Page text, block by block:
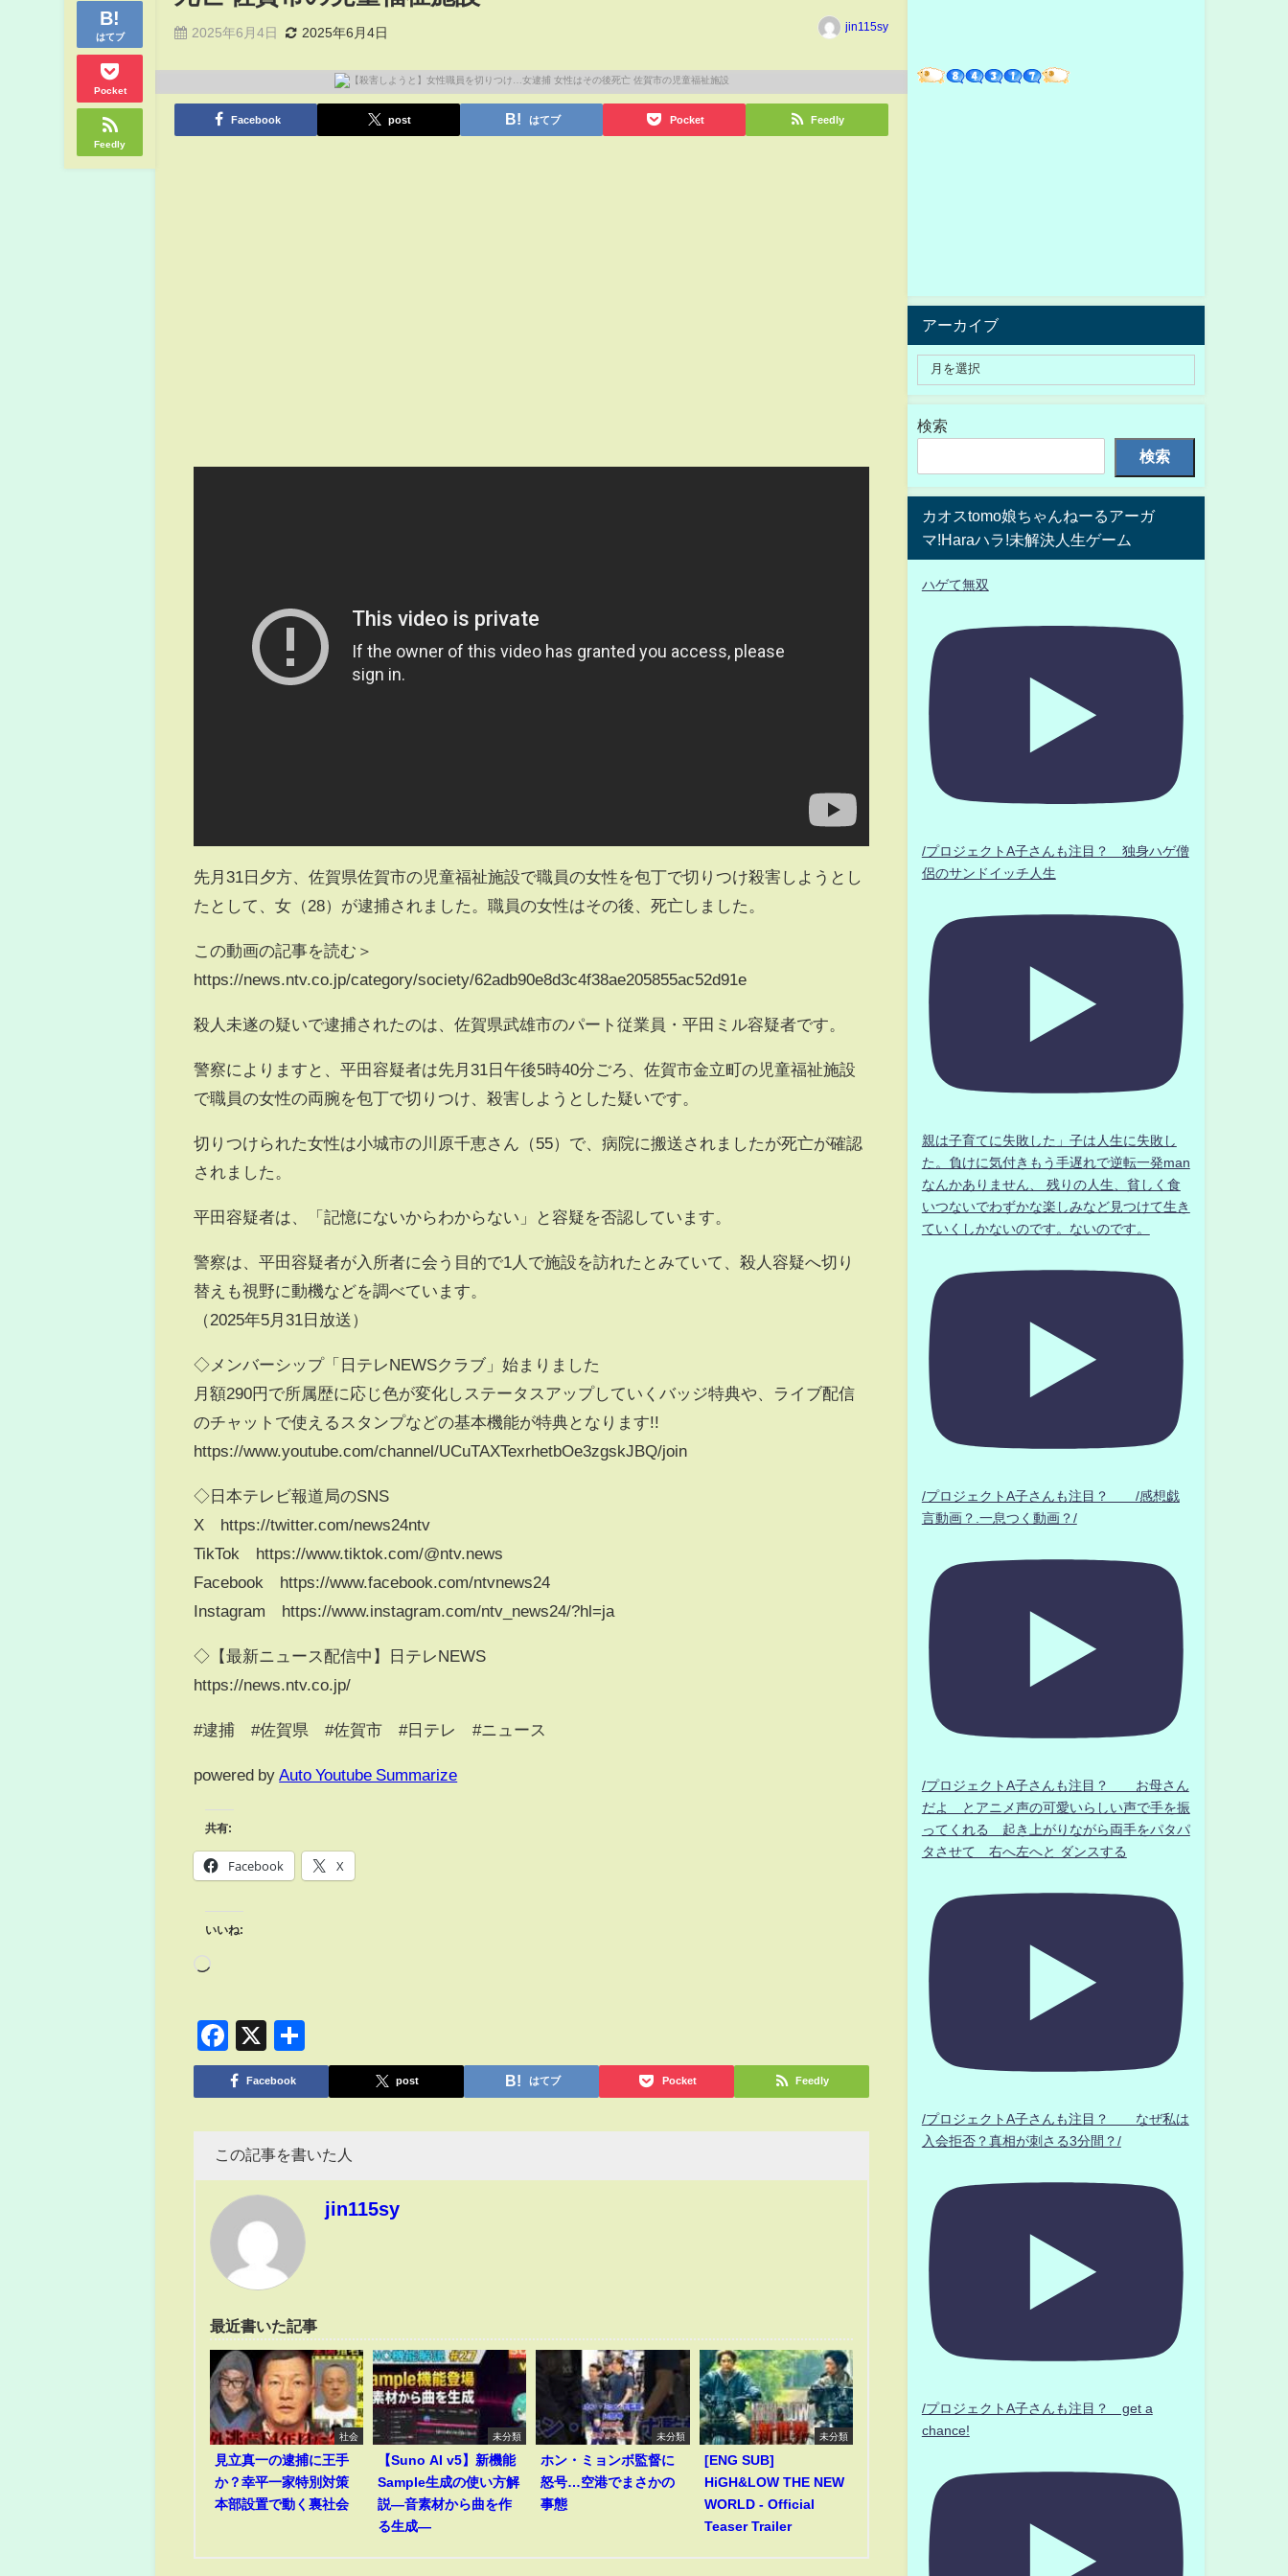
はてブ
Pocket
Feedly
2025年6月4日 2025年6月4日 jin115sy
Facebook post はてブ Pocket Feedly
先月31日夕方、佐賀県佐賀市の児童福祉施設で職員の女性を包丁で切りつけ殺害しようとし
たとして、女（28）が逮捕されました。職員の女性はその後、死亡しました。
この動画の記事を読む＞
https://news.ntv.co.jp/category/society/62adb90e8d3c4f38ae205855ac52d91e
殺人未遂の疑いで逮捕されたのは、佐賀県武雄市のパート従業員・平田ミル容疑者です。
警察によりますと、平田容疑者は先月31日午後5時40分ごろ、佐賀市金立町の児童福祉施設
で職員の女性の両腕を包丁で切りつけ、殺害しようとした疑いです。
切りつけられた女性は小城市の川原千恵さん（55）で、病院に搬送されましたが死亡が確認
されました。
平田容疑者は、「記憶にないからわからない」と容疑を否認しています。
警察は、平田容疑者が入所者に会う目的で1人で施設を訪れたとみていて、殺人容疑へ切り
替えも視野に動機などを調べています。
（2025年5月31日放送）
◇メンバーシップ「日テレNEWSクラブ」始まりました
月額290円で所属歴に応じ色が変化しステータスアップしていくバッジ特典や、ライブ配信
のチャットで使えるスタンプなどの基本機能が特典となります!!
https://www.youtube.com/channel/UCuTAXTexrhetbOe3zgskJBQ/join
◇日本テレビ報道局のSNS
X https://twitter.com/news24ntv
TikTok https://www.tiktok.com/@ntv.news
Facebook https://www.facebook.com/ntvnews24
Instagram https://www.instagram.com/ntv_news24/?hl=ja
◇【最新ニュース配信中】日テレNEWS
https://news.ntv.co.jp/
#逮捕 #佐賀県 #佐賀市 #日テレ #ニュース
powered by Auto Youtube Summarize
共有:
Facebook X
いいね:
Facebook
X
有
Facebook post はてブ Pocket Feedly
この記事を書いた人
jin115sy
最近書いた記事
社会
見立真一の逮捕に王手
か？幸平一家特別対策
本部設置で動く裏社会
未分類
【Suno AI v5】新機能
Sample生成の使い方解
説―音素材から曲を作
る生成―
未分類
ホン・ミョンボ監督に
怒号…空港でまさかの
事態
未分類
[ENG SUB]
HiGH&LOW THE NEW
WORLD - Official
Teaser Trailer
アーカイブ
検索
検索
カオスtomo娘ちゃんねーるアーガ
マ!Haraハラ!未解決人生ゲーム
ハゲて無双
/プロジェクトA子さんも注目？ 独身ハゲ僧
侶のサンドイッチ人生
親は子育てに失敗した」子は人生に失敗し
た。負けに気付きもう手遅れで逆転一発man
なんかありません、 残りの人生、貧しく食
いつないでわずかな楽しみなど見つけて生き
ていくしかないのです。ないのです。
/プロジェクトA子さんも注目？ /感想戯
言動画？.一息つく動画？/
/プロジェクトA子さんも注目？ お母さん
だよ とアニメ声の可愛いらしい声で手を振
ってくれる 起き上がりながら両手をパタパ
タさせて 右へ左へと ダンスする
/プロジェクトA子さんも注目？ なぜ私は
入会拒否？真相が刺さる3分間？/
/プロジェクトA子さんも注目？ get a
chance!